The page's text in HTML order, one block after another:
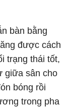
bàn bằng
được cách
trạng thái tốt,
giữa sân cho
bóng rồi
trong pha